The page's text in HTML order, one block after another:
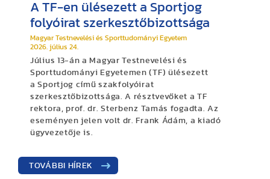
A TF-en ülésezett a Sportjog
folyóirat szerkesztőbizottsága
Magyar Testnevelési és Sporttudományi Egyetem
2026. július 24.
Július 13-án a Magyar Testnevelési és
Sporttudományi Egyetemen (TF) ülésezett
a Sportjog című szakfolyóirat
szerkesztőbizottsága. A résztvevőket a TF
rektora, prof. dr. Sterbenz Tamás fogadta. Az
eseményen jelen volt dr. Frank Ádám, a kiadó
ügyvezetője is.
TOVÁBBI HÍREK